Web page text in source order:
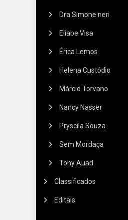
Dra Simone neri
Eliabe Visa
Érica Lemos
Helena Custódio
Márcio Torvano
Nancy Nasser
Pryscila Souza
Sem Mordaça
Tony Auad
Classificados
Editais